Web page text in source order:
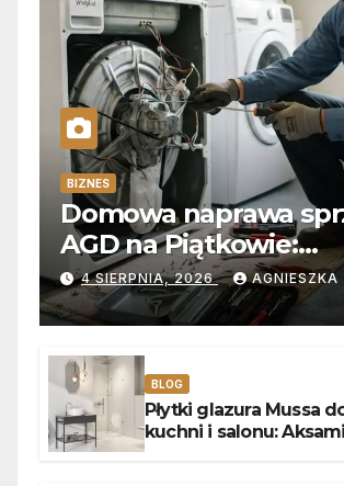
BIZNES
Domowa naprawa
AGD na Piątkowie:
Niezawodne
usterek pralek w
4 SIERPNIA, 2026 AGNIESZKA
BLOG
Płytki glazura Mussa
kuchni i salonu: